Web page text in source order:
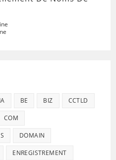
BE BIZ CCTLD
COM
DOMAIN
ENREGISTREMENT